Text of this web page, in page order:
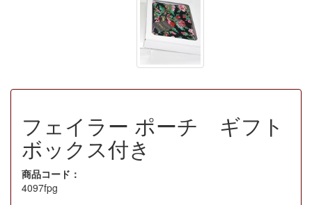
フェイラー ポーチ ギフト
ボックス付き
商品コード：
4097fpg